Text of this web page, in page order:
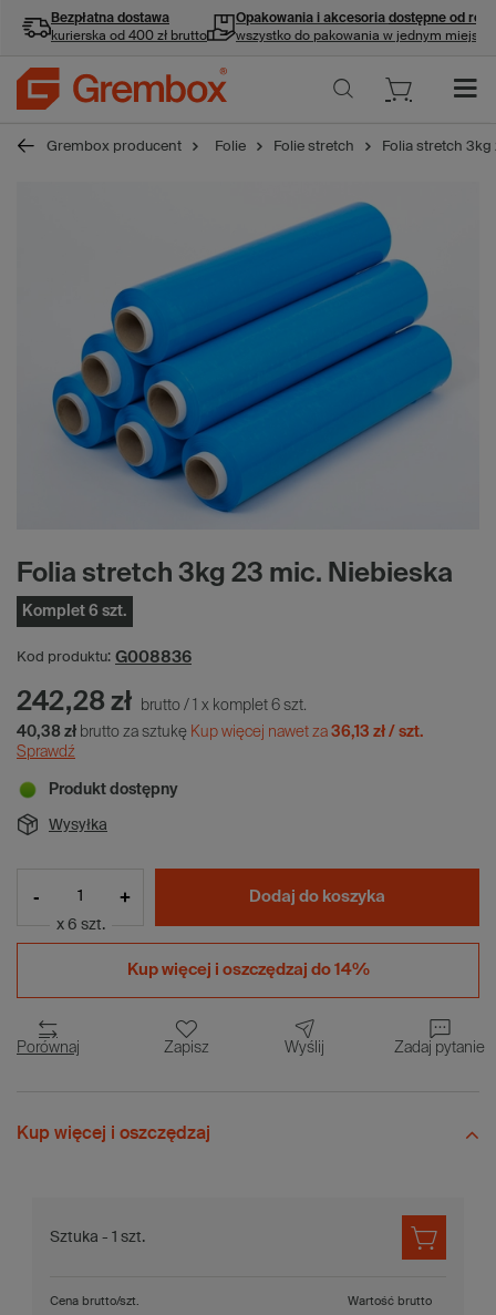
Bezpłatna dostawa
kurierska od 400 zł brutto
Opakowania i akcesoria dostępne od ręki
wszystko do pakowania w jednym miejscu
Grembox producent Folie Folie stretch Folia stretch
Folia stretch 3kg 23 mic. Niebieska
Komplet 6 szt.
Kod produktu: G008836
242,28 zł brutto / 1 x komplet 6 szt.
40,38 zł brutto za sztukę Kup więcej nawet za 36,13 zł / szt.
Sprawdź
Produkt dostępny
Wysyłka
- +
x 6 szt.
Dodaj do koszyka
Kup więcej i oszczędzaj do 14%
Porównaj Zapisz Wyślij Zadaj pytanie
Kup więcej i oszczędzaj
Sztuka - 1 szt.
Cena brutto/szt. Wartość brutto